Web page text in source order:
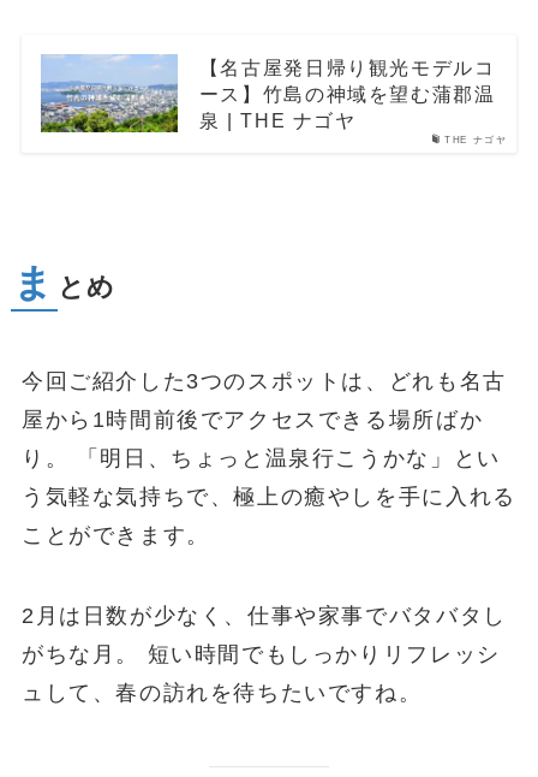
THE ナゴヤ
【名古屋発日帰り観光モデルコ
ース】竹島の神域を望む蒲郡温
泉 | THE ナゴヤ
ま とめ
今回ご紹介した3つのスポットは、どれも名古
屋から1時間前後でアクセスできる場所ばか
り。 「明日、ちょっと温泉行こうかな」とい
う気軽な気持ちで、極上の癒やしを手に入れる
ことができます。
2月は日数が少なく、仕事や家事でバタバタし
がちな月。 短い時間でもしっかりリフレッシ
ュして、春の訪れを待ちたいですね。